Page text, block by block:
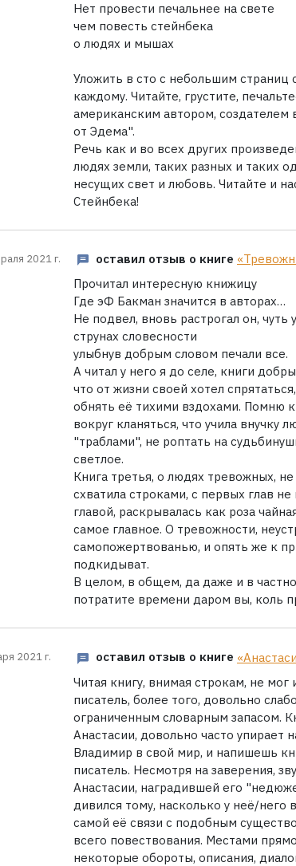
Нет провести печальнее на свете
чем повесть стейнбека
о людях и мышах
Уложить в сто с небольшим страниц
каждому. Читайте, грустите,
американским автором, создателем
от Эдема".
Речь как и во всех других
людях земли, таких разных и таких
несущих свет и любовь. Читайте и
Стейнбека!
2021 г. оставил отзыв о книге
Прочитал интересную книжицу
Где эФ Бакман значится в авторах…
Не подвел, вновь растрогал он,
струнах словесности
улыбнув добрым словом печали все.
А читал у него я до селе, книги
что от жизни своей хотел
обнять её тихими вздохами. Помню
вокруг кланяться, что учила
"траблами", не роптать на
светлое.
Книга третья, о людях тревожных,
схватила строками, с первых глав
главой, раскрывалась как роза
самое главное. О тревожности,
самопожертвованью, и опять же к
подкидыват.
В целом, в общем, да даже и в
потратите времени даром вы, коль
2021 г. оставил отзыв о книге
Читая книгу, внимая строкам, не
писатель, более того, довольно
ограниченным словарным запасом.
Анастасии, довольно часто упирает
Владимир в свой мир, и напишешь
писатель. Несмотря на заверения,
Анастасии, наградившей его
дивился тому, насколько у неё/него
самой её связи с подобным
всего повествования. Местами
некоторые обороты, описания,